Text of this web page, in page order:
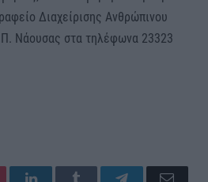
Διαχείρισης Ανθρώπινου
Νάουσας στα τηλέφωνα 23323